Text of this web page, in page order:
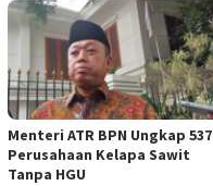
Menteri ATR BPN Ungkap 537
Perusahaan Kelapa Sawit
Tanpa HGU